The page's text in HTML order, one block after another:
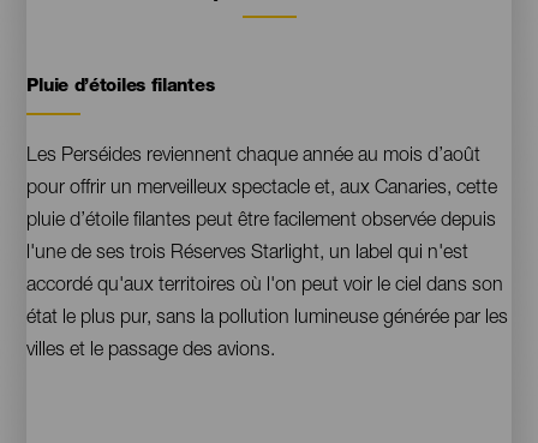
Contenido
Pluie d’étoiles filantes
Les Perséides reviennent chaque année au mois d’août
pour offrir un merveilleux spectacle et, aux Canaries, cette
pluie d’étoile filantes peut être facilement observée depuis
l'une de ses trois Réserves Starlight, un label qui n'est
accordé qu'aux territoires où l'on peut voir le ciel dans son
état le plus pur, sans la pollution lumineuse générée par les
villes et le passage des avions.